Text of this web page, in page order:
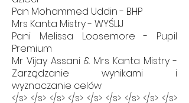
Pan Mohammed Uddin - BHP
Mrs Kanta Mistry - WYŚLIJ
Pani Melissa Loosemore - Pupil
Premium
Mr Vijay Assani & Mrs Kanta Mistry -
Zarządzanie wynikami i
wyznaczanie celów
</s> </s> </s> </s> </s> </s> </s> </s> </s>